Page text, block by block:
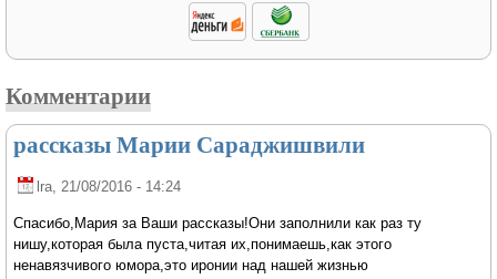
Комментарии
рассказы Марии Сараджишвили
lra, 21/08/2016 - 14:24
Спасибо,Мария за Ваши рассказы!Они заполнили как раз ту
нишу,которая была пуста,читая их,понимаешь,как этого
ненавязчивого юмора,это иронии над нашей жизнью